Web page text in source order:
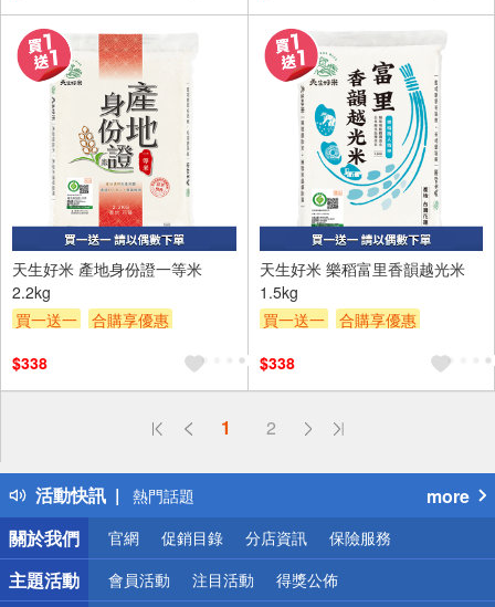
天生好米 產地身份證一等米
2.2kg
買一送一
合購享優惠
贈$200
$338
天生好米 樂稻富里香韻越光米
1.5kg
買一送一
合購享優惠
贈$200
$338
1 2
活動快訊
偏遠地區配送
得獎公告
熱門話題
銀行優惠
偏遠地區配送
詐騙網頁！請小心！
more
關於我們
官網 促銷目錄 分店資訊 保險服務
主題活動 會員活動 注目活動 得獎公佈